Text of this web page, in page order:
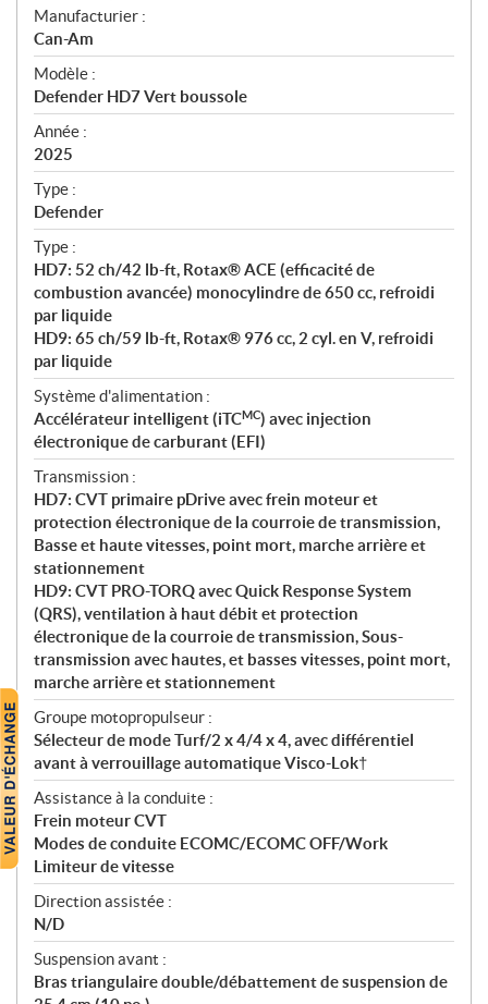
S
p
é
c
i
f
i
c
a
t
i
o
n
s
Manufacturier :
Can-Am
Modèle :
Defender HD7 Vert boussole
Année :
2025
Type :
Defender
Type :
HD7: 52 ch/42 lb-ft, Rotax® ACE (efficacité de
combustion avancée) monocylindre de 650 cc, refroidi
par liquide
HD9: 65 ch/59 lb-ft, Rotax® 976 cc, 2 cyl. en V, refroidi
par liquide
Système d'alimentation :
Accélérateur intelligent (iTCMC) avec injection
électronique de carburant (EFI)
Transmission :
HD7: CVT primaire pDrive avec frein moteur et
protection électronique de la courroie de transmission,
Basse et haute vitesses, point mort, marche arrière et
stationnement
HD9: CVT PRO-TORQ avec Quick Response System
(QRS), ventilation à haut débit et protection
électronique de la courroie de transmission, Sous-
transmission avec hautes, et basses vitesses, point mort,
marche arrière et stationnement
Groupe motopropulseur :
Sélecteur de mode Turf/2 x 4/4 x 4, avec différentiel
avant à verrouillage automatique Visco-Lok†
Assistance à la conduite :
Frein moteur CVT
Modes de conduite ECOMC/ECOMC OFF/Work
Limiteur de vitesse
Direction assistée :
N/D
Suspension avant :
Bras triangulaire double/débattement de suspension de